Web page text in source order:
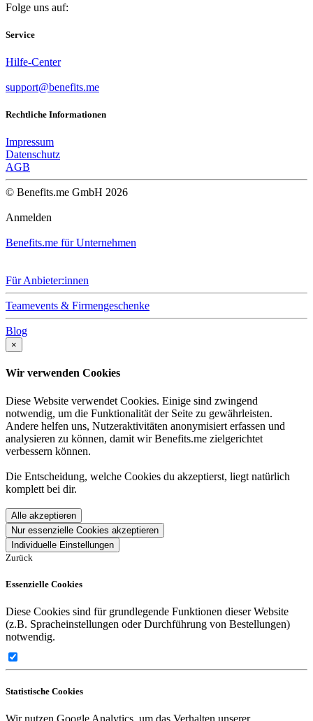
Folge uns auf:
Service
Hilfe-Center
support@benefits.me
Rechtliche Informationen
Impressum
Datenschutz
AGB
© Benefits.me GmbH 2026
Anmelden
Benefits.me für Unternehmen
Für Anbieter:innen
Teamevents & Firmengeschenke
Blog
×
Wir verwenden Cookies
Diese Website verwendet Cookies. Einige sind zwingend
notwendig, um die Funktionalität der Seite zu gewährleisten.
Andere helfen uns, Nutzeraktivitäten anonymisiert erfassen und
analysieren zu können, damit wir Benefits.me zielgerichtet
verbessern können.
Die Entscheidung, welche Cookies du akzeptierst, liegt natürlich
komplett bei dir.
Alle akzeptieren
Nur essenzielle Cookies akzeptieren
Individuelle Einstellungen
Zurück
Essenzielle Cookies
Diese Cookies sind für grundlegende Funktionen dieser Website
(z.B. Spracheinstellungen oder Durchführung von Bestellungen)
notwendig.
Statistische Cookies